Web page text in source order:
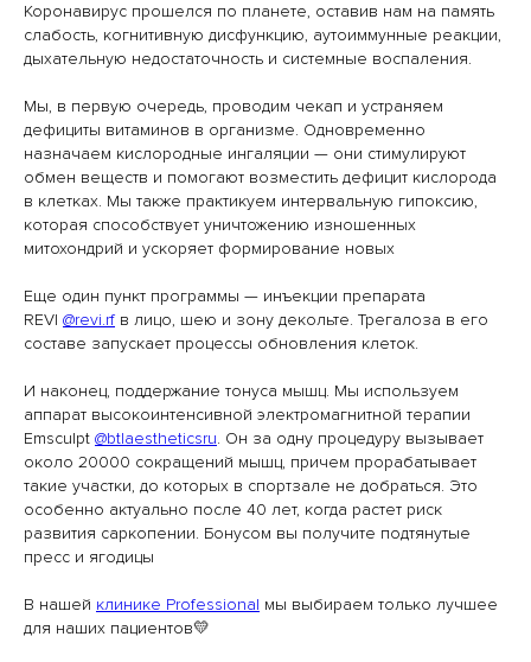
Коронавирус прошелся по планете, оставив нам на память
слабость, когнитивную дисфункцию, аутоиммунные реакции,
дыхательную недостаточность и системные воспаления.
Мы, в первую очередь, проводим чекап и устраняем
дефициты витаминов в организме. Одновременно
назначаем кислородные ингаляции — они стимулируют
обмен веществ и помогают возместить дефицит кислорода
в клетках. Мы также практикуем интервальную гипоксию,
которая способствует уничтожению изношенных
митохондрий и ускоряет формирование новых
Еще один пункт программы — инъекции препарата
REVI @revi.rf в лицо, шею и зону декольте. Трегалоза в его
составе запускает процессы обновления клеток.
И наконец, поддержание тонуса мышц. Мы используем
аппарат высокоинтенсивной электромагнитной терапии
Emsculpt @btlaestheticsru. Он за одну процедуру вызывает
около 20000 сокращений мышц, причем прорабатывает
такие участки, до которых в спортзале не добраться. Это
особенно актуально после 40 лет, когда растет риск
развития саркопении. Бонусом вы получите подтянутые
пресс и ягодицы
В нашей клинике Professional мы выбираем только лучшее
для наших пациентов💛